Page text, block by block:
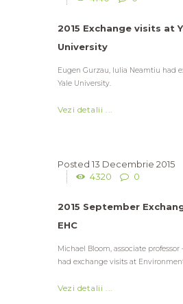
2015 Exchange visits at
University
Eugen Gurzau, Iulia Neamtiu had
Yale University.
Vezi detalii ...
13 Decembrie 2015
4320
0
2015 September
EHC
Michael Bloom, associate
had exchange visits at
Vezi detalii ...